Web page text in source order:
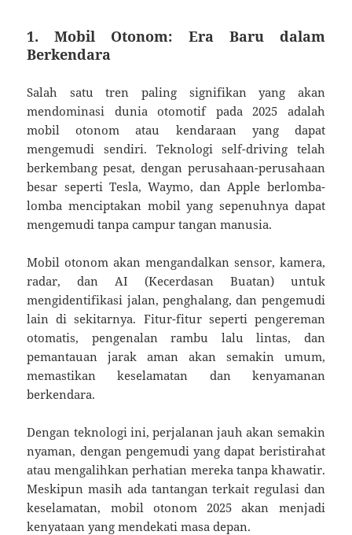
1. Mobil Otonom: Era Baru dalam
Berkendara
Salah satu tren paling signifikan yang akan
mendominasi dunia otomotif pada 2025 adalah
mobil otonom atau kendaraan yang dapat
mengemudi sendiri. Teknologi self-driving telah
berkembang pesat, dengan perusahaan-perusahaan
besar seperti Tesla, Waymo, dan Apple berlomba-
lomba menciptakan mobil yang sepenuhnya dapat
mengemudi tanpa campur tangan manusia.
Mobil otonom akan mengandalkan sensor, kamera,
radar, dan AI (Kecerdasan Buatan) untuk
mengidentifikasi jalan, penghalang, dan pengemudi
lain di sekitarnya. Fitur-fitur seperti pengereman
otomatis, pengenalan rambu lalu lintas, dan
pemantauan jarak aman akan semakin umum,
memastikan keselamatan dan kenyamanan
berkendara.
Dengan teknologi ini, perjalanan jauh akan semakin
nyaman, dengan pengemudi yang dapat beristirahat
atau mengalihkan perhatian mereka tanpa khawatir.
Meskipun masih ada tantangan terkait regulasi dan
keselamatan, mobil otonom 2025 akan menjadi
kenyataan yang mendekati masa depan.